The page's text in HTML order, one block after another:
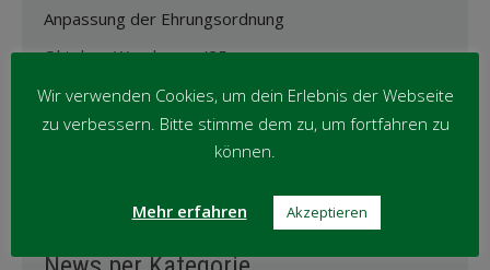
Anpassung der Ehrungsordnung
Oktober-Wanderung ’25
News per Monat
Wir verwenden Cookies, um dein Erlebnis der Webseite
zu verbessern. Bitte stimme dem zu, um fortfahren zu
können.
Mehr erfahren Akzeptieren